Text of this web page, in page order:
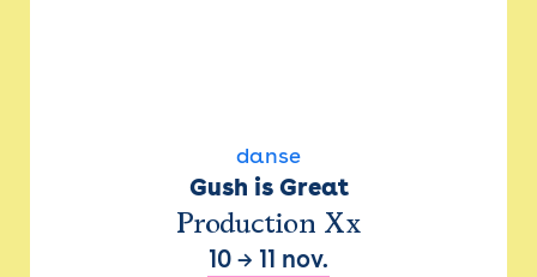
danse
Gush is Great
Production Xx
10 → 11 nov.